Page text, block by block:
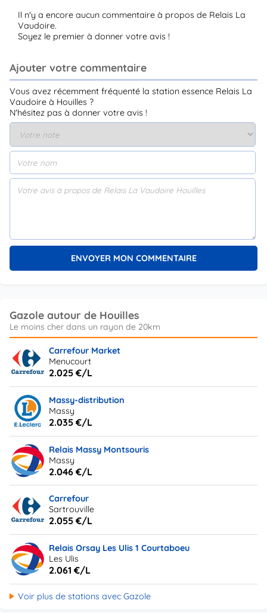
Il n'y a encore aucun commentaire à propos de Relais La
Vaudoire.
Soyez le premier à donner votre avis !
Ajouter votre commentaire
Vous avez récemment fréquenté la station essence Relais La
Vaudoire à Houilles ?
N'hésitez pas à donner votre avis !
Gazole autour de Houilles
Carrefour Market
Menucourt
2.025 €/L
Massy-distribution
Massy
2.035 €/L
Relais Massy Montsouris
Massy
2.046 €/L
Carrefour
Sartrouville
2.055 €/L
Relais Orsay Les Ulis 1 Courtaboeu
Les Ulis
2.061 €/L
Voir plus de stations avec Gazole